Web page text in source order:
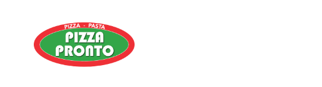
OBLIGATOIRE